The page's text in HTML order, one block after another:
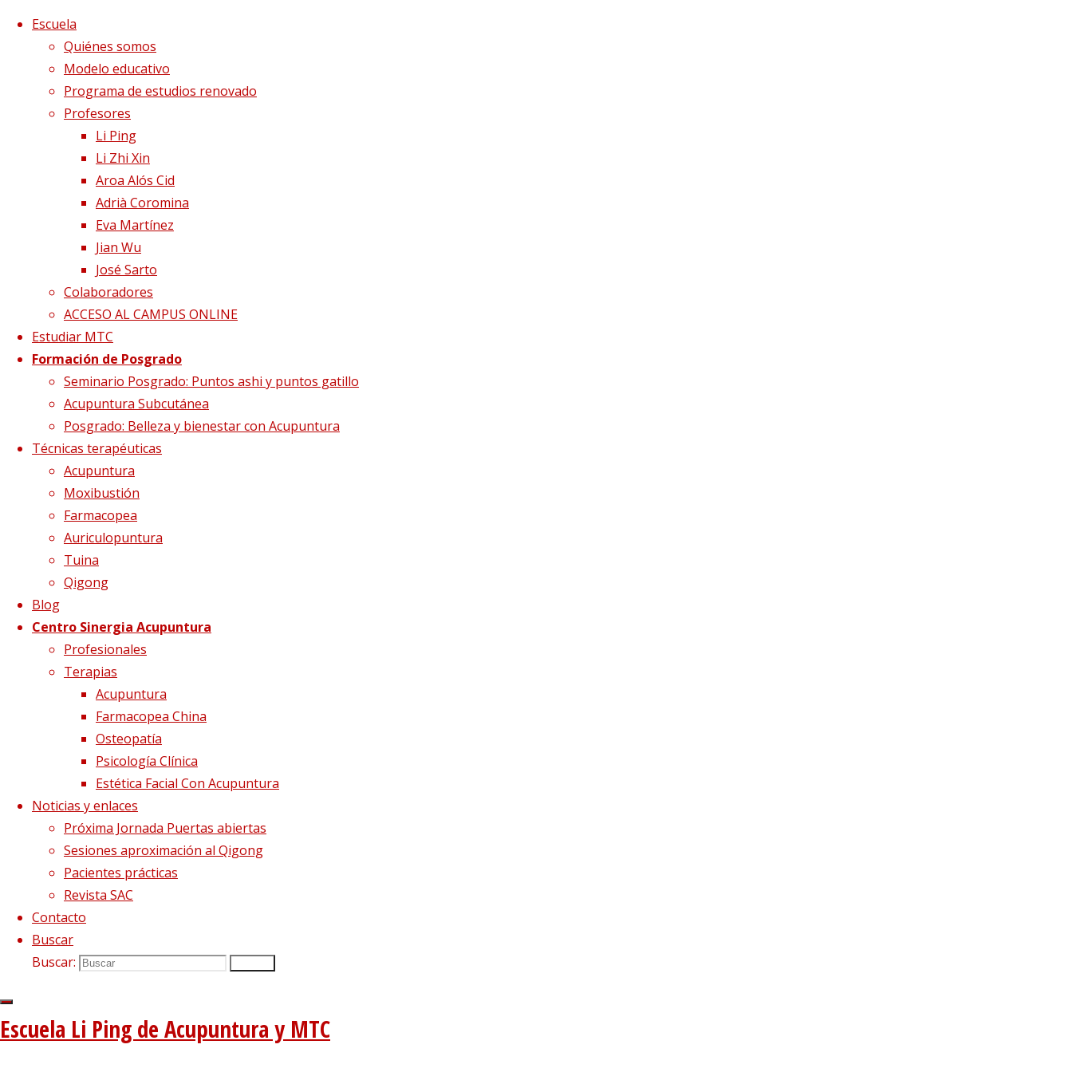
Saltar al contenido
Escuela
Quiénes somos
Modelo educativo
Programa de estudios renovado
Profesores
Li Ping
Li Zhi Xin
Aroa Alós Cid
Adrià Coromina
Eva Martínez
Jian Wu
José Sarto
Colaboradores
ACCESO AL CAMPUS ONLINE
Estudiar MTC
Formación de Posgrado
Seminario Posgrado: Puntos ashi y puntos gatillo
Acupuntura Subcutánea
Posgrado: Belleza y bienestar con Acupuntura
Técnicas terapéuticas
Acupuntura
Moxibustión
Farmacopea
Auriculopuntura
Tuina
Qigong
Blog
Centro Sinergia Acupuntura
Profesionales
Terapias
Acupuntura
Farmacopea China
Osteopatía
Psicología Clínica
Estética Facial Con Acupuntura
Noticias y enlaces
Próxima Jornada Puertas abiertas
Sesiones aproximación al Qigong
Pacientes prácticas
Revista SAC
Contacto
Buscar
Buscar:
Escuela Li Ping de Acupuntura y MTC
Página de Inicio
otono1
Tamaño completo600 × 384pixelsQué nos pasa en otoño
Imagen siguiente
Síguenos en Twitter
Tweets sobre liping_mtc
Blog – Últimos artículos
Dietética, Nutrición y Medicina china
La decepción no mata, enseña
El viento precede a todas las enfermedades de origen externo
Tipología del elemento Metal
3 agosto, 2020
–|